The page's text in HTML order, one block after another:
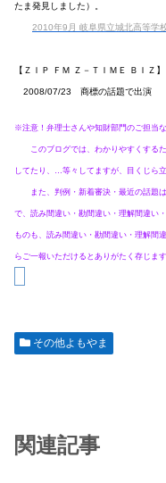
たま発見しました）。
2010年9月 岐阜県立城北高等学
【ＺＩＰ ＦＭ Ｚ－ＴＩＭＥ ＢＩＺ】
2008/07/23 商標の話題で出演
※注意！弁理士さんや知財部門のご担当
このブログでは、わかりやすくするた
してたり、…等々してますが、目くじら
また、判例・新着審決・最近の話題は
で、読み間違い・勘間違い・理解間違い
ものも、読み間違い・勘間違い・理解間
らご一報いただけるとありがたく存じます
その他よもやま
関連記事